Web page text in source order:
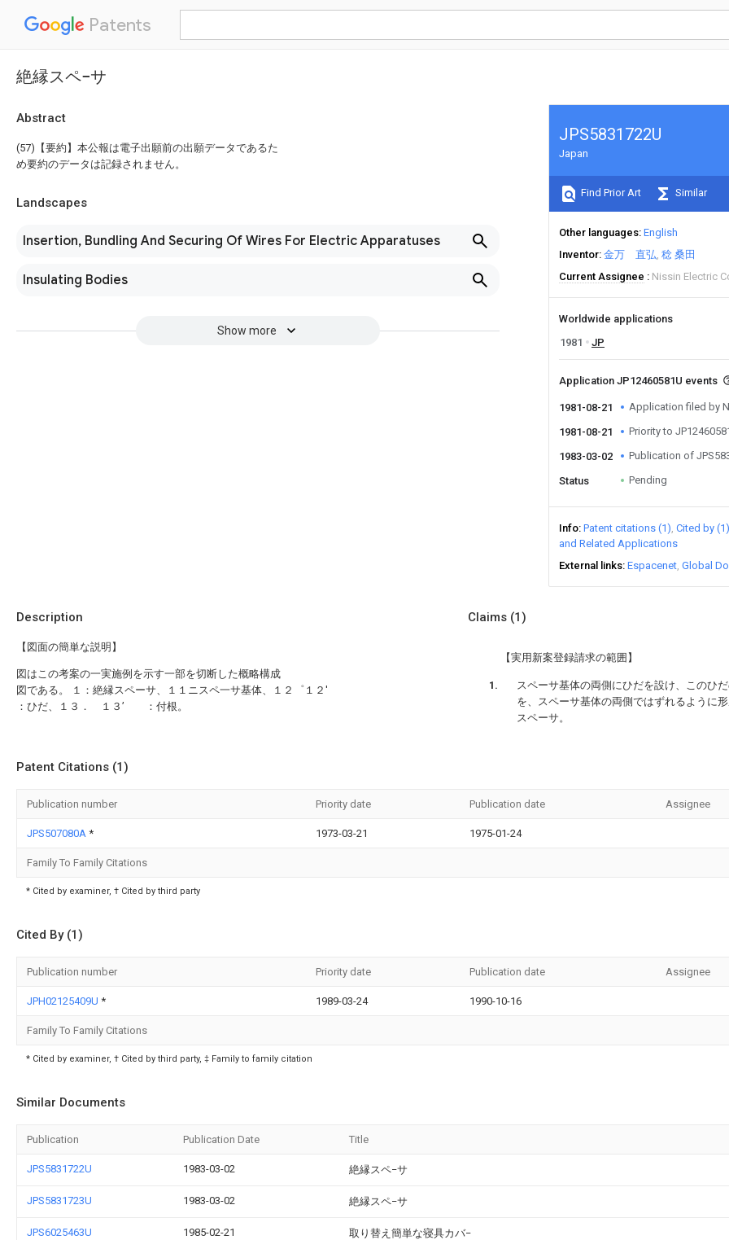
Patents
絶縁スペ−サ
Abstract
(57)【要約】本公報は電子出願前の出願データであるた
め要約のデータは記録されません。
Landscapes
Insertion, Bundling And Securing Of Wires For Electric Apparatuses
Insulating Bodies
Show more
JPS5831722U
Japan
Find Prior Art Similar
Other languages English
Inventor 金万 直弘 稔 桑田
Current Assignee
Nissin Electric
Worldwide applications
1981
JP
Application JP12460581U events
1981-08-21 Application filed by
1981-08-21 Priority to
1983-03-02 Publication of
Status Pending
Info Patent citations (1) Cited by (1)
and Related Applications
External links Espacenet Global
Description
【図面の簡単な説明】
図はこの考案の一実施例を示す一部を切断した概略構成
図である。 １：絶縁スペーサ、１１ニスペ一サ基体、１２゜１２′
：ひだ、１３． １３’ ：付根。
Claims (1)
【実用新案登録請求の範囲】
スペーサ基体の両側にひだを設け、このひ
を、スペーサ基体の両側ではずれるように
スペーサ。
Patent Citations (1)
Publication number Priority date Publication date Assignee
JPS507080A * 1973-03-21 1975-01-24
Family To Family Citations
* Cited by examiner, † Cited by third party
Cited By (1)
Publication number Priority date Publication date Assignee
JPH02125409U * 1989-03-24 1990-10-16
Family To Family Citations
* Cited by examiner, † Cited by third party, ‡ Family to family citation
Similar Documents
Publication Publication Date Title
JPS5831722U 1983-03-02 絶縁スペ−サ
JPS5831723U 1983-03-02 絶縁スペ−サ
JPS6025463U 1985-02-21 取り替え簡単な寝具カバ−